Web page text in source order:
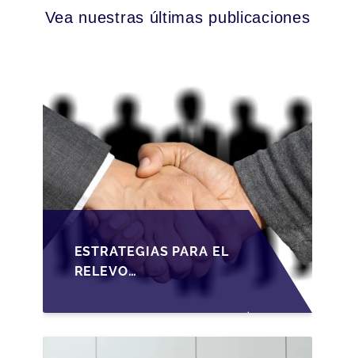
Vea nuestras últimas publicaciones
ESTRATEGIAS PARA EL
RELEVO
GENERACIONAL EN
PYMES ESPAÑOLAS